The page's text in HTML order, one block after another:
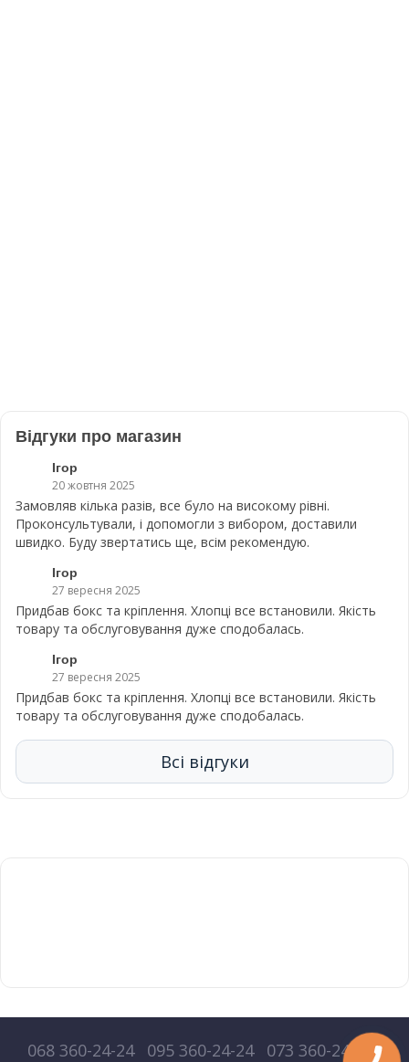
Відгуки про магазин
Ігор
20 жовтня 2025
Замовляв кілька разів, все було на високому рівні.
Проконсультували, і допомогли з вибором, доставили
швидко. Буду звертатись ще, всім рекомендую.
Ігор
27 вересня 2025
Придбав бокс та кріплення. Хлопці все встановили. Якість
товару та обслуговування дуже сподобалась.
Ігор
27 вересня 2025
Придбав бокс та кріплення. Хлопці все встановили. Якість
товару та обслуговування дуже сподобалась.
Всі відгуки
068 360-24-24 095 360-24-24 073 360-24-24